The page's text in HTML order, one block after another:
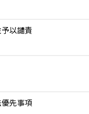
以譴責
先事項